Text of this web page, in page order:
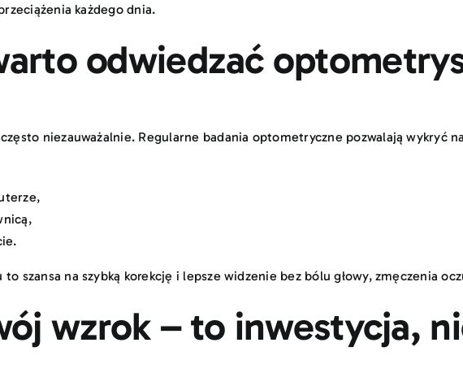
każdego dnia.
odwiedzać
niezauważalnie. Regularne badania optometryczne pozwalają wykryć
szansa na szybką korekcję i lepsze widzenie bez bólu głowy, zmęczenia
wzrok – to inwestycja,